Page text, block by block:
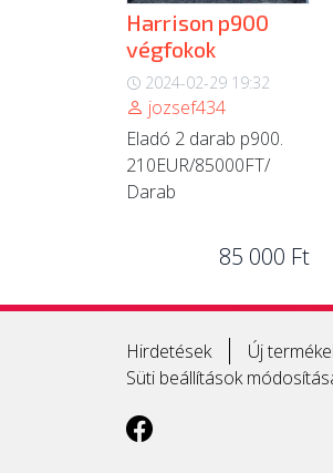
Harrison p900
végfokok
2024-02-29 19:32
jozsef434
Eladó 2 darab p900.
210EUR/85000FT/
Darab
85 000 Ft
Hirdetések Új
Süti beállítások